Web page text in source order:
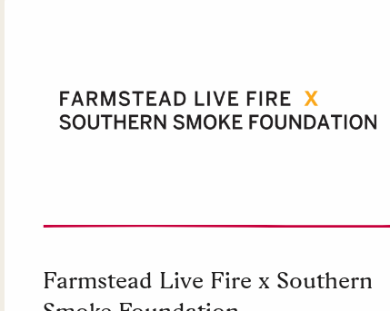
Farmstead Live Fire x Southern